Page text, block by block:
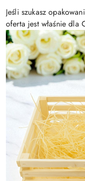
Jeśli szukasz
oferta jest właśnie dla